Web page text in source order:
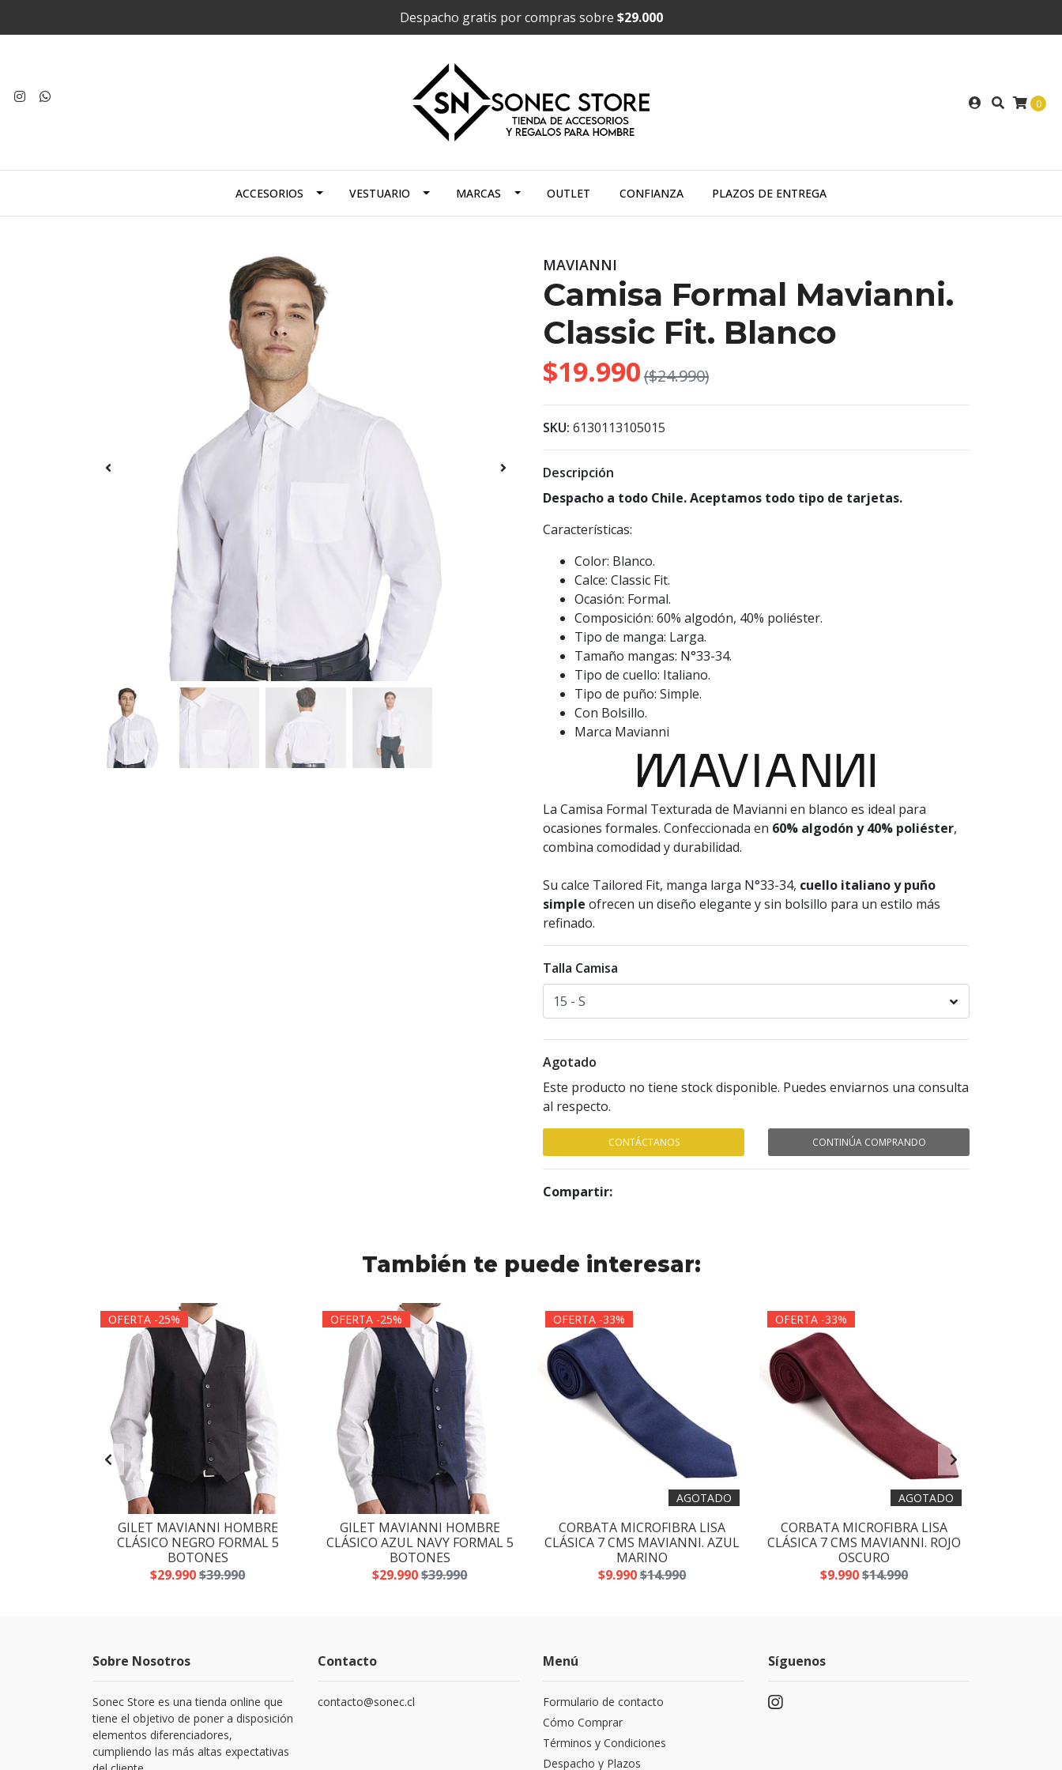
Despacho gratis por compras sobre $29.000
0
ACCESORIOS VESTUARIO MARCAS OUTLET CONFIANZA PLAZOS DE ENTREGA
MAVIANNI
Camisa Formal Mavianni.
Classic Fit. Blanco
$19.990($24.990)
SKU: 6130113105015
Descripción
Despacho a todo Chile. Aceptamos todo tipo de tarjetas.
Características:
Color: Blanco.
Calce: Classic Fit.
Ocasión: Formal.
Composición: 60% algodón, 40% poliéster.
Tipo de manga: Larga.
Tamaño mangas: N°33-34.
Tipo de cuello: Italiano.
Tipo de puño: Simple.
Con Bolsillo.
Marca Mavianni
La Camisa Formal Texturada de Mavianni en blanco es ideal para
ocasiones formales. Confeccionada en 60% algodón y 40% poliéster,
combina comodidad y durabilidad.
Su calce Tailored Fit, manga larga N°33-34, cuello italiano y puño
simple ofrecen un diseño elegante y sin bolsillo para un estilo más
refinado.
Talla Camisa
Agotado
Este producto no tiene stock disponible. Puedes enviarnos una consulta
al respecto.
CONTÁCTANOS CONTINÚA COMPRANDO
Compartir:
También te puede interesar:
OFERTA -25%
GILET MAVIANNI HOMBRE
CLÁSICO NEGRO FORMAL 5
BOTONES
$29.990$39.990
OFERTA -25%
GILET MAVIANNI HOMBRE
CLÁSICO AZUL NAVY FORMAL 5
BOTONES
$29.990$39.990
OFERTA -33%
AGOTADO
CORBATA MICROFIBRA LISA
CLÁSICA 7 CMS MAVIANNI. AZUL
MARINO
$9.990$14.990
OFERTA -33%
AGOTADO
CORBATA MICROFIBRA LISA
CLÁSICA 7 CMS MAVIANNI. ROJO
OSCURO
$9.990$14.990
Sobre Nosotros
Sonec Store es una tienda online que
tiene el objetivo de poner a disposición
elementos diferenciadores,
cumpliendo las más altas expectativas
Contacto
contacto@sonec.cl
Menú
Formulario de contacto
Cómo Comprar
Términos y Condiciones
Despacho y Plazos
Síguenos